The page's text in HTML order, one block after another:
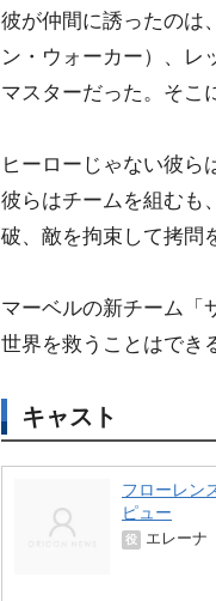
彼が仲間に誘ったのは
ン・ウォーカー）、レ
マスターだった。そこ
ヒーローじゃない彼ら
彼らはチームを組むも
破、敵を拘束して拷問
マーベルの新チーム「
世界を救うことはでき
キャスト
フローレン
ピュー
役 エレーナ